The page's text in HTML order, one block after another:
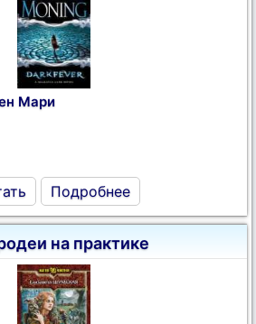
Мари
Подробнее
на практике